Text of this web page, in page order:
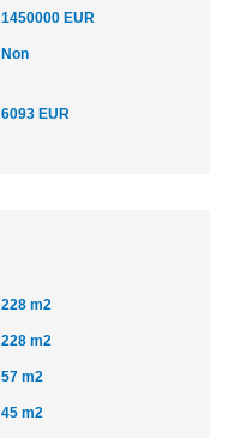
1450000 EUR
Non
6093 EUR
228 m2
228 m2
57 m2
45 m2